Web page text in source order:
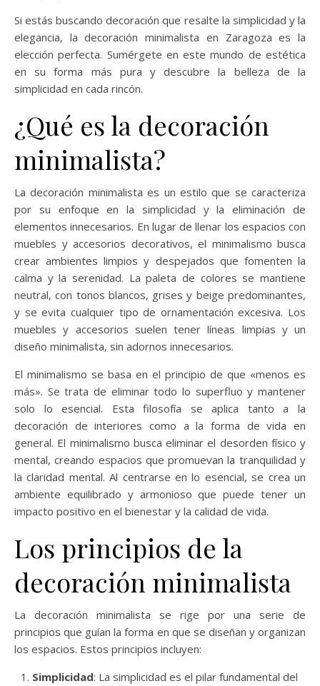
Si estás buscando decoración que resalte la simplicidad y la
elegancia, la decoración minimalista en Zaragoza es la
elección perfecta. Sumérgete en este mundo de estética
en su forma más pura y descubre la belleza de la
simplicidad en cada rincón.
¿Qué es la decoración
minimalista?
La decoración minimalista es un estilo que se caracteriza
por su enfoque en la simplicidad y la eliminación de
elementos innecesarios. En lugar de llenar los espacios con
muebles y accesorios decorativos, el minimalismo busca
crear ambientes limpios y despejados que fomenten la
calma y la serenidad. La paleta de colores se mantiene
neutral, con tonos blancos, grises y beige predominantes,
y se evita cualquier tipo de ornamentación excesiva. Los
muebles y accesorios suelen tener líneas limpias y un
diseño minimalista, sin adornos innecesarios.
El minimalismo se basa en el principio de que «menos es
más». Se trata de eliminar todo lo superfluo y mantener
solo lo esencial. Esta filosofía se aplica tanto a la
decoración de interiores como a la forma de vida en
general. El minimalismo busca eliminar el desorden físico y
mental, creando espacios que promuevan la tranquilidad y
la claridad mental. Al centrarse en lo esencial, se crea un
ambiente equilibrado y armonioso que puede tener un
impacto positivo en el bienestar y la calidad de vida.
Los principios de la
decoración minimalista
La decoración minimalista se rige por una serie de
principios que guían la forma en que se diseñan y organizan
los espacios. Estos principios incluyen:
Simplicidad: La simplicidad es el pilar fundamental del